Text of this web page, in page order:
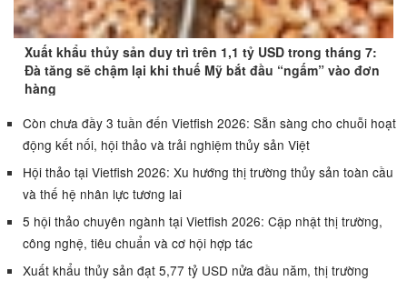
Xuất khẩu thủy sản duy trì trên 1,1 tỷ USD trong tháng 7:
Đà tăng sẽ chậm lại khi thuế Mỹ bắt đầu “ngấm” vào đơn
hàng
Còn chưa đầy 3 tuần đến Vietfish 2026: Sẵn sàng cho chuỗi hoạt
động kết nối, hội thảo và trải nghiệm thủy sản Việt
Hội thảo tại Vietfish 2026: Xu hướng thị trường thủy sản toàn cầu
và thế hệ nhân lực tương lai
5 hội thảo chuyên ngành tại Vietfish 2026: Cập nhật thị trường,
công nghệ, tiêu chuẩn và cơ hội hợp tác
Xuất khẩu thủy sản đạt 5,77 tỷ USD nửa đầu năm, thị trường